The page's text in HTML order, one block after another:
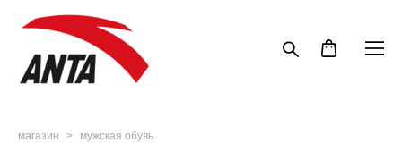
магазин > мужская обувь